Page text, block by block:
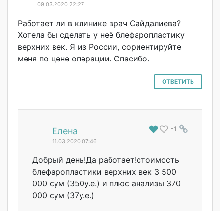
09.03.2020 22:27
Работает ли в клинике врач Сайдалиева?
Хотела бы сделать у неё блефаропластику
верхних век. Я из России, сориентируйте
меня по цене операции. Спасибо.
ОТВЕТИТЬ
# -1
Елена
11.03.2020 07:46
Добрый день!Да работает!стоимость
блефаропластики верхних век 3 500
000 сум (350у.е.) и плюс анализы 370
000 сум (37у.е.)